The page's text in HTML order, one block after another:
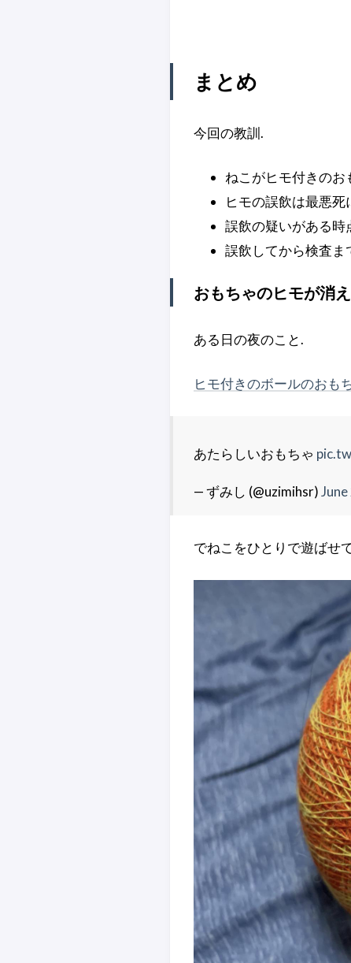
まとめ
今回の教訓.
ねこがヒモ付きの
ヒモの誤飲は最悪
誤飲の疑いがある時
誤飲してから検査ま
おもちゃのヒモが消
ある日の夜のこと.
ヒモ付きのボールのおも
あたらしいおもちゃ
— ずみし (@uzimihsr)
でねこをひとりで遊ばせ